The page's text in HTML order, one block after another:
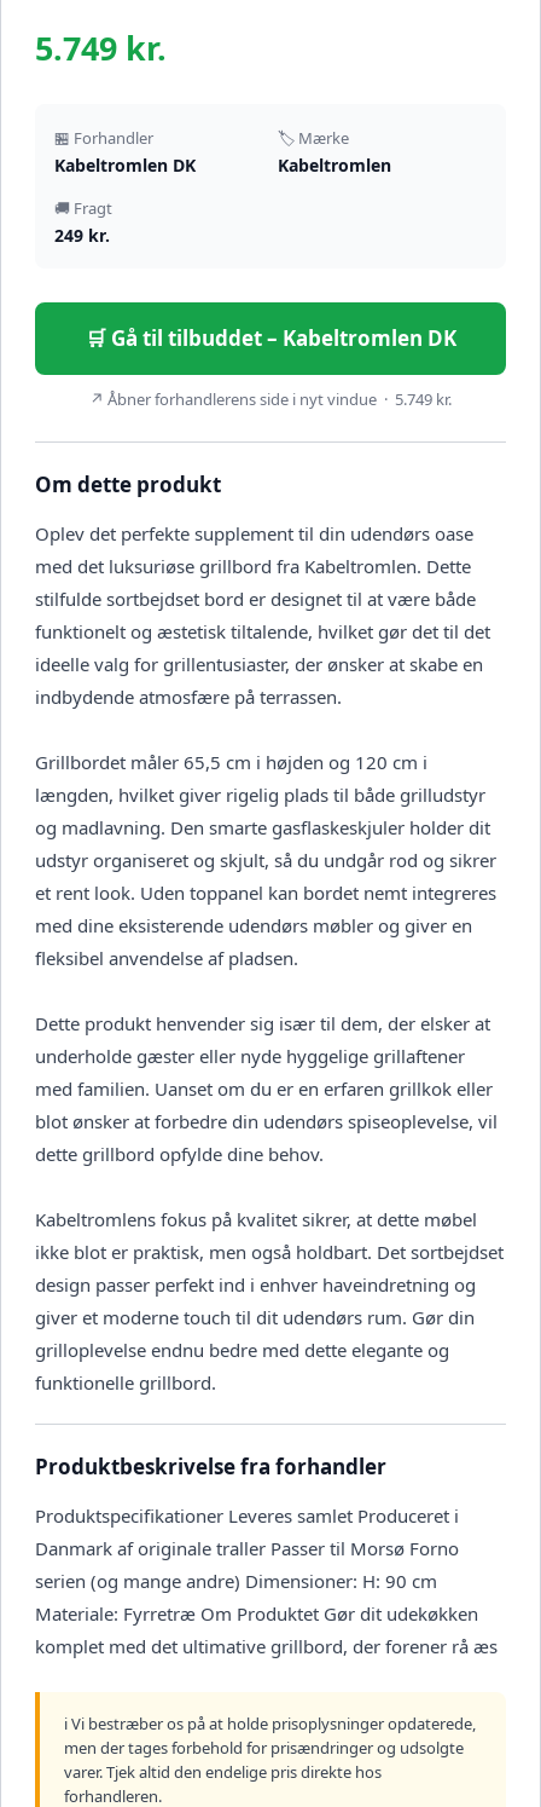
5.749 kr.
🏪 Forhandler
Kabeltromlen DK
🏷️ Mærke
Kabeltromlen
🚚 Fragt
249 kr.
🛒 Gå til tilbuddet – Kabeltromlen DK
↗ Åbner forhandlerens side i nyt vindue · 5.749 kr.
Om dette produkt
Oplev det perfekte supplement til din udendørs oase
med det luksuriøse grillbord fra Kabeltromlen. Dette
stilfulde sortbejdset bord er designet til at være både
funktionelt og æstetisk tiltalende, hvilket gør det til det
ideelle valg for grillentusiaster, der ønsker at skabe en
indbydende atmosfære på terrassen.
Grillbordet måler 65,5 cm i højden og 120 cm i
længden, hvilket giver rigelig plads til både grilludstyr
og madlavning. Den smarte gasflaskeskjuler holder dit
udstyr organiseret og skjult, så du undgår rod og sikrer
et rent look. Uden toppanel kan bordet nemt integreres
med dine eksisterende udendørs møbler og giver en
fleksibel anvendelse af pladsen.
Dette produkt henvender sig især til dem, der elsker at
underholde gæster eller nyde hyggelige grillaftener
med familien. Uanset om du er en erfaren grillkok eller
blot ønsker at forbedre din udendørs spiseoplevelse, vil
dette grillbord opfylde dine behov.
Kabeltromlens fokus på kvalitet sikrer, at dette møbel
ikke blot er praktisk, men også holdbart. Det sortbejdset
design passer perfekt ind i enhver haveindretning og
giver et moderne touch til dit udendørs rum. Gør din
grilloplevelse endnu bedre med dette elegante og
funktionelle grillbord.
Produktbeskrivelse fra forhandler
Produktspecifikationer Leveres samlet Produceret i
Danmark af originale traller Passer til Morsø Forno
serien (og mange andre) Dimensioner: H: 90 cm
Materiale: Fyrretræ Om Produktet Gør dit udekøkken
komplet med det ultimative grillbord, der forener rå æs
ℹ️ Vi bestræber os på at holde prisoplysninger opdaterede,
men der tages forbehold for prisændringer og udsolgte
varer. Tjek altid den endelige pris direkte hos
forhandleren.